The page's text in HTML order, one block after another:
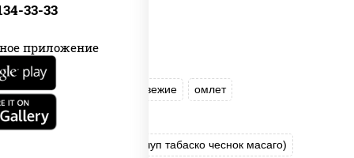
33-33
приложение
рис огурцы свежие омлет
лосось слабосоленый
соус "Хот" (майонез кетчуп табаско чеснок масаго)